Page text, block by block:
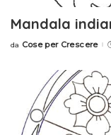
Mandala
Posted
da Cose per Crescere